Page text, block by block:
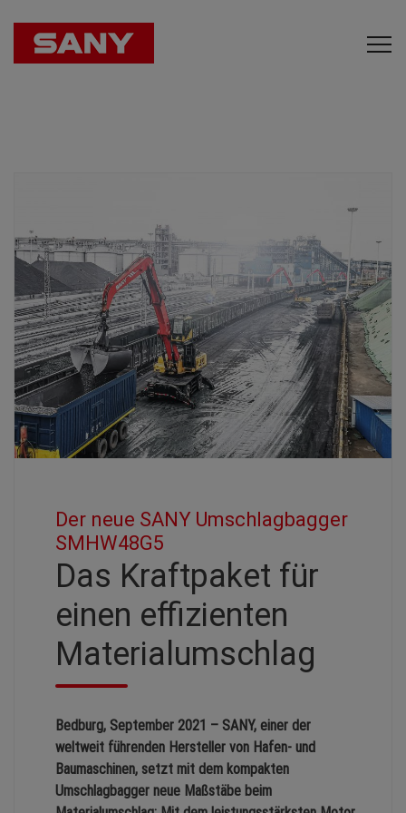
Der neue SANY Umschlagbagger
SMHW48G5
Das Kraftpaket für
einen effizienten
Materialumschlag
Bedburg, September 2021 – SANY, einer der
weltweit führenden Hersteller von Hafen- und
Baumaschinen, setzt mit dem kompakten
Umschlagbagger neue Maßstäbe beim